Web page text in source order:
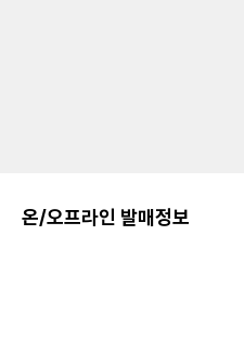
온/오프라인 발매정보